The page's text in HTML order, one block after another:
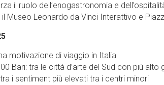
il ruolo dell’enogastronomia e
Museo Leonardo da Vinci Interattivo e
motivazione di viaggio in Italia
Bari: tra le città d’arte del Sud con più alto
i sentiment più elevati tra i centri minori